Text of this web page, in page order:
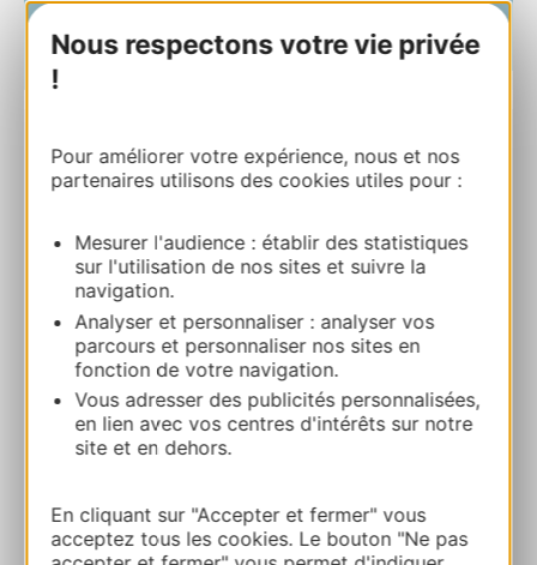
Nous respectons votre vie privée
!
Pour améliorer votre expérience, nous et nos
partenaires utilisons des cookies utiles pour :
Mesurer l'audience : établir des statistiques
sur l'utilisation de nos sites et suivre la
navigation.
Analyser et personnaliser : analyser vos
parcours et personnaliser nos sites en
fonction de votre navigation.
Vous adresser des publicités personnalisées,
en lien avec vos centres d'intérêts sur notre
site et en dehors.
En cliquant sur "Accepter et fermer" vous
acceptez tous les cookies. Le bouton "Ne pas
BOOK
L’Oustau Camarguen
3 Route des Marines 30240 LE GRAU-DU-
ROI
Route & access
04 66 51 51 65
E-mail